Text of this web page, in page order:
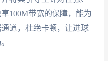
100M带宽的保障，能为
道，杜绝卡顿，让进球